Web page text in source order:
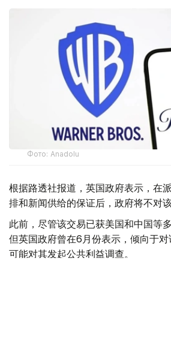
Фото: Аnadolu
根据路透社报道，英国政府表示，在
排和新闻供给的保证后，政府将不对
此前，尽管该交易已获美国和中国等
但英国政府曾在6月份表示，倾向于
可能对其发起公共利益调查。